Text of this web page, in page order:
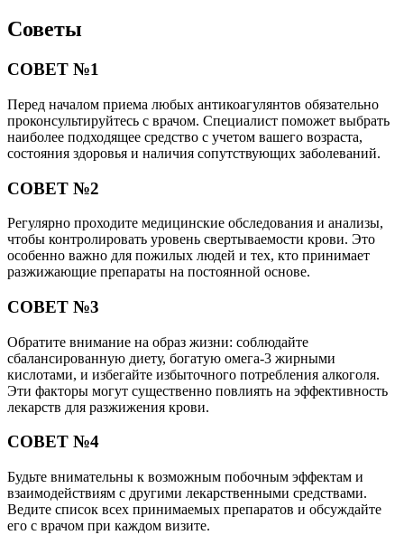
Советы
СОВЕТ №1
Перед началом приема любых антикоагулянтов обязательно
проконсультируйтесь с врачом. Специалист поможет выбрать
наиболее подходящее средство с учетом вашего возраста,
состояния здоровья и наличия сопутствующих заболеваний.
СОВЕТ №2
Регулярно проходите медицинские обследования и анализы,
чтобы контролировать уровень свертываемости крови. Это
особенно важно для пожилых людей и тех, кто принимает
разжижающие препараты на постоянной основе.
СОВЕТ №3
Обратите внимание на образ жизни: соблюдайте
сбалансированную диету, богатую омега-3 жирными
кислотами, и избегайте избыточного потребления алкоголя.
Эти факторы могут существенно повлиять на эффективность
лекарств для разжижения крови.
СОВЕТ №4
Будьте внимательны к возможным побочным эффектам и
взаимодействиям с другими лекарственными средствами.
Ведите список всех принимаемых препаратов и обсуждайте
его с врачом при каждом визите.